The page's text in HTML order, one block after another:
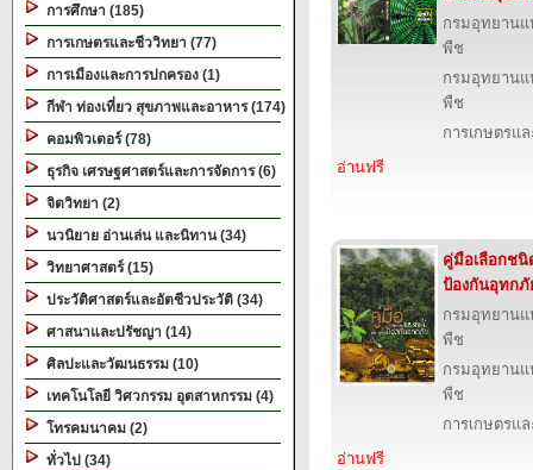
การศึกษา (185)
การเกษตรและชีววิทยา (77)
การเมืองและการปกครอง (1)
กีฬา ท่องเที่ยว สุขภาพและอาหาร (174)
คอมพิวเตอร์ (78)
ธุรกิจ เศรษฐศาสตร์และการจัดการ (6)
จิตวิทยา (2)
นวนิยาย อ่านเล่น และนิทาน (34)
วิทยาศาสตร์ (15)
ประวัติศาสตร์และอัตชีวประวัติ (34)
ศาสนาและปรัชญา (14)
ศิลปะและวัฒนธรรม (10)
เทคโนโลยี วิศวกรรม อุตสาหกรรม (4)
โทรคมนาคม (2)
ทั่วไป (34)
กรมอุทยาน
พืช
กรมอุทยาน
พืช
การเกษตรแ
อ่านฟรี
คู่มือเลือกช
ป้องกันอุทกภั
กรมอุทยาน
พืช
กรมอุทยาน
พืช
การเกษตรแ
อ่านฟรี